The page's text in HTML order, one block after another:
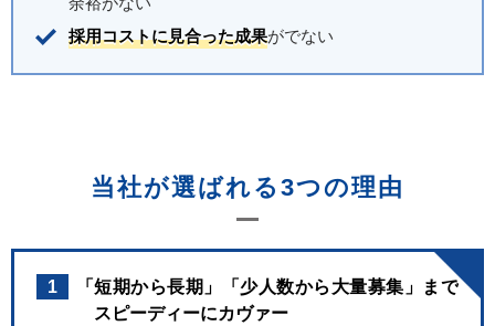
採用コストに見合った成果がでない
当社が選ばれる3つの理由
1
「短期から長期」「少人数から大量募集」まで
スピーディーにカヴァー